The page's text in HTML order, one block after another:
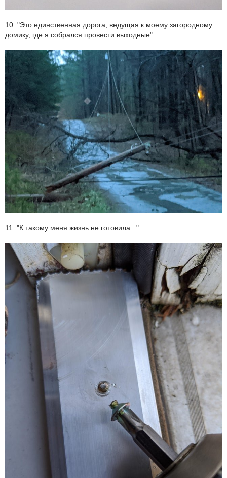
10. "Это единственная дорога, ведущая к моему загородному
домику, где я собрался провести выходные"
11. "К такому меня жизнь не готовила..."